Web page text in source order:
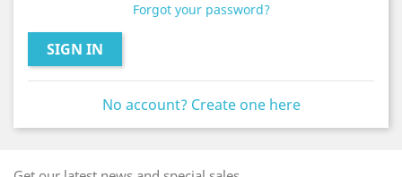
Forgot your password?
SIGN IN
No account? Create one here